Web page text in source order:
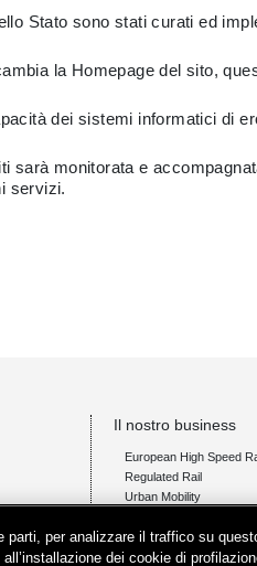
Stato sono stati curati ed
la Homepage del sito,
dei sistemi informatici di
sarà monitorata e
servizi.
Il nostro business
European High Speed
Regulated Rail
Urban Mobility
per analizzare il traffico su
dei cookie di